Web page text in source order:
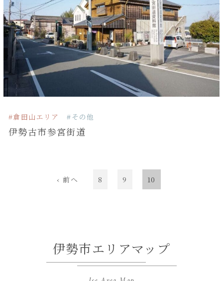
#倉田山エリア #その他
伊勢古市参宮街道
‹ 前へ 8 9 10
伊勢市エリアマップ